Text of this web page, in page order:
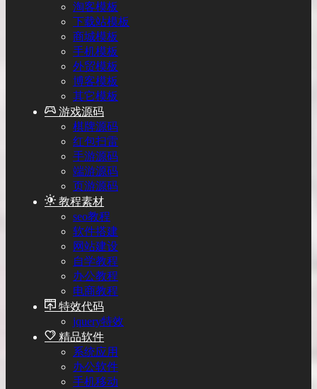
淘客模板
下载站模板
商城模板
手机模板
外贸模板
博客模板
其它模板
游戏源码
棋牌源码
红包扫雷
手游源码
端游源码
页游源码
教程素材
seo教程
软件搭建
网站建设
自学教程
办公教程
电商教程
特效代码
jquery特效
精品软件
系统应用
办公软件
手机移动